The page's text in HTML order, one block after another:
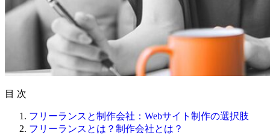
目 次
フリーランスと制作会社：Webサイト制作の選択肢
フリーランスとは？制作会社とは？